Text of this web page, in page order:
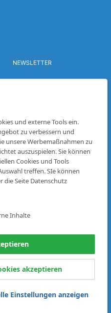
NEWSLETTER
UNTERNEHMEN
STANDORTE
KARRIERE
PRESSE
HINWEISGEBERSYSTEM
© 2026 HILTL TRUCKS
und externe Tools ein.
zu verbessern und
unsere Werbemaßnahmen zu
auszuspielen. Sie können
Cookies und Tools
treffen. SIe können
die Seite Datenschutz
Inhalte
akzeptieren
Einstellungen anzeigen